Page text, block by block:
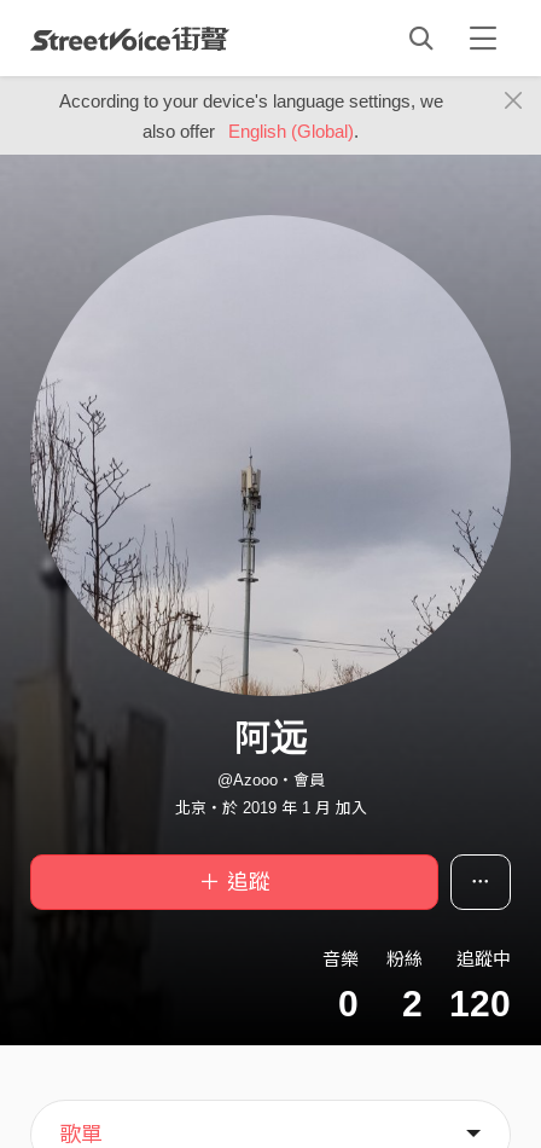
According to your device's language settings, we
also offer
English (Global).
阿远
@Azooo・會員
北京・於 2019 年 1 月 加入
＋ 追蹤
音樂
0
粉絲
2
追蹤中
120
主頁
歌單
喜歡
關於